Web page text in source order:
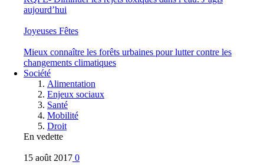
aujourd’hui
Joyeuses Fêtes
Mieux connaître les forêts urbaines pour lutter contre les
changements climatiques
Société
Alimentation
Enjeux sociaux
Santé
Mobilité
Droit
En vedette
15 août 2017 0